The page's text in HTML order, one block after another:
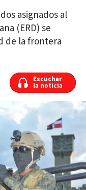
asignados al
(ERD) se
de la frontera
Escuchar
la noticia
Escuchar
la noticia